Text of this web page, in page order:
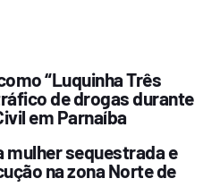
“Luquinha Três
de drogas durante
em Parnaíba
mulher sequestrada e
na zona Norte de